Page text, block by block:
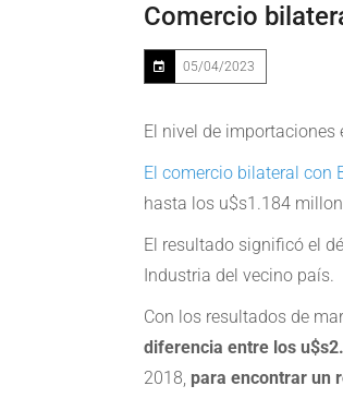
Comercio
05/04/2023
El nivel de importaciones
El comercio bilateral con
hasta los u$s1.184
El resultado significó el
Industria del vecino país.
Con los resultados de
diferencia entre los
2018, para encontrar un